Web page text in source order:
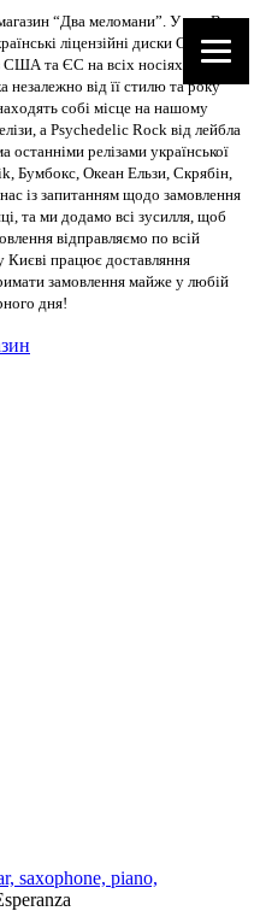
“Два меломани”. У нас Ви
ліцензійні диски CD, DVD,
США та ЄС на всіх носіях. В
незалежно від її стилю та року
собі місце на нашому
а Psychedelic Rock від лейбла
релізами української
Бумбокс, Океан Ельзи, Скрябін,
із запитанням щодо замовлення
та ми додамо всі зусилля, щоб
відправляємо по всій
Києві працює доставляння
замовлення майже у любій
дня!
saxophone, piano,